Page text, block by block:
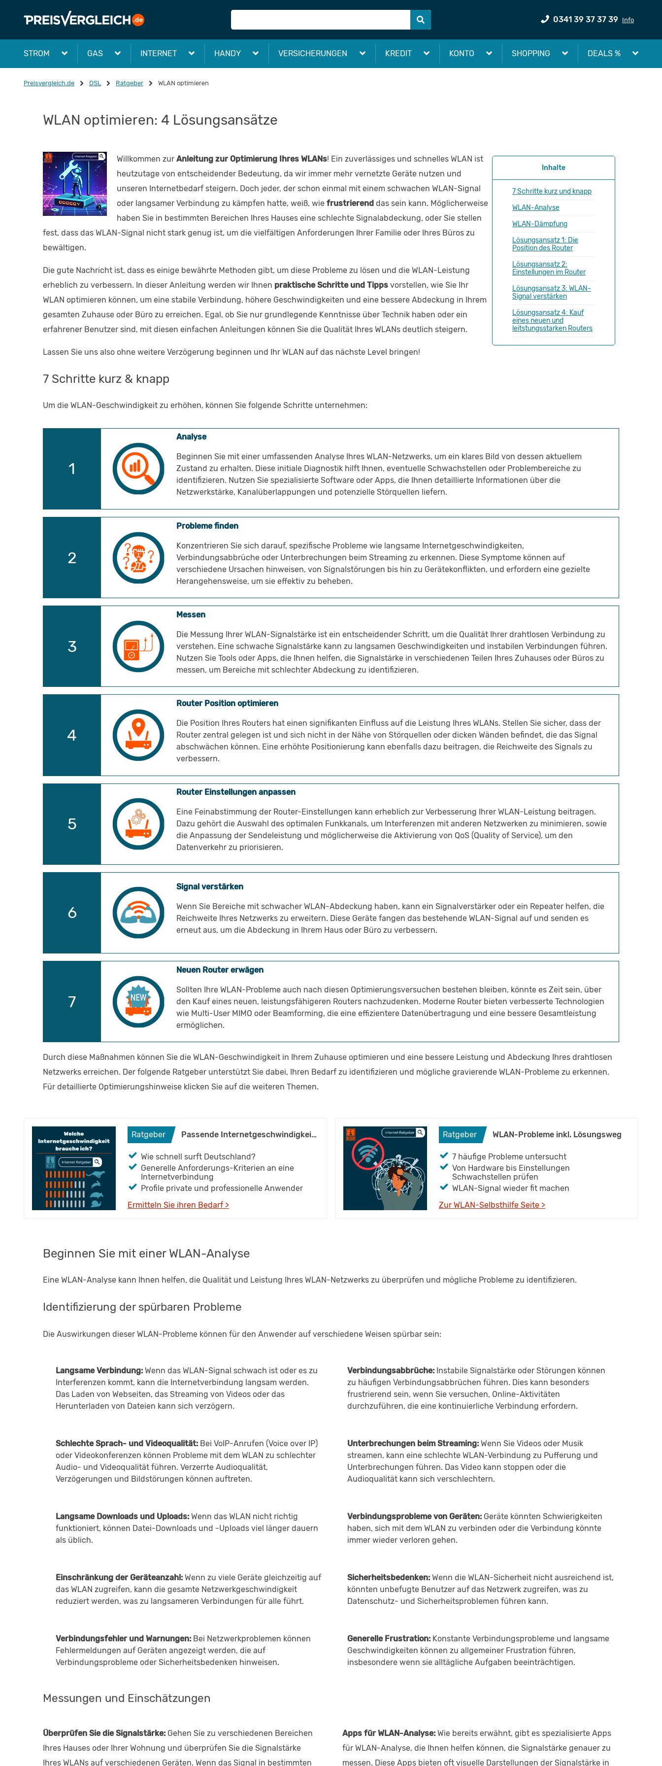
0341 39 37 37 39 Info
STROM GAS INTERNET HANDY VERSICHERUNGEN KREDIT KONTO SHOPPING DEALS %
Preisvergleich.de DSL Ratgeber WLAN optimieren
WLAN optimieren: 4 Lösungsansätze
Inhalte
7 Schritte kurz und knapp
WLAN-Analyse
WLAN-Dämpfung
Lösungsansatz 1: Die
Position des Router
Lösungsansatz 2:
Einstellungen im Router
Lösungsansatz 3: WLAN-
Signal verstärken
Lösungsansatz 4: Kauf
eines neuen und
leitstungsstarken Routers
Willkommen zur Anleitung zur Optimierung Ihres WLANs! Ein zuverlässiges und schnelles WLAN ist
heutzutage von entscheidender Bedeutung, da wir immer mehr vernetzte Geräte nutzen und
unseren Internetbedarf steigern. Doch jeder, der schon einmal mit einem schwachen WLAN-Signal
oder langsamer Verbindung zu kämpfen hatte, weiß, wie frustrierend das sein kann. Möglicherweise
haben Sie in bestimmten Bereichen Ihres Hauses eine schlechte Signalabdeckung, oder Sie stellen
fest, dass das WLAN-Signal nicht stark genug ist, um die vielfältigen Anforderungen Ihrer Familie oder Ihres Büros zu
bewältigen.
Die gute Nachricht ist, dass es einige bewährte Methoden gibt, um diese Probleme zu lösen und die WLAN-Leistung
erheblich zu verbessern. In dieser Anleitung werden wir Ihnen praktische Schritte und Tipps vorstellen, wie Sie Ihr
WLAN optimieren können, um eine stabile Verbindung, höhere Geschwindigkeiten und eine bessere Abdeckung in Ihrem
gesamten Zuhause oder Büro zu erreichen. Egal, ob Sie nur grundlegende Kenntnisse über Technik haben oder ein
erfahrener Benutzer sind, mit diesen einfachen Anleitungen können Sie die Qualität Ihres WLANs deutlich steigern.
Lassen Sie uns also ohne weitere Verzögerung beginnen und Ihr WLAN auf das nächste Level bringen!
7 Schritte kurz & knapp
Um die WLAN-Geschwindigkeit zu erhöhen, können Sie folgende Schritte unternehmen:
Analyse
Beginnen Sie mit einer umfassenden Analyse Ihres WLAN-Netzwerks, um ein klares Bild von dessen aktuellem
Zustand zu erhalten. Diese initiale Diagnostik hilft Ihnen, eventuelle Schwachstellen oder Problembereiche zu
identifizieren. Nutzen Sie spezialisierte Software oder Apps, die Ihnen detaillierte Informationen über die
Netzwerkstärke, Kanalüberlappungen und potenzielle Störquellen liefern.
Probleme finden
Konzentrieren Sie sich darauf, spezifische Probleme wie langsame Internetgeschwindigkeiten,
Verbindungsabbrüche oder Unterbrechungen beim Streaming zu erkennen. Diese Symptome können auf
verschiedene Ursachen hinweisen, von Signalstörungen bis hin zu Gerätekonflikten, und erfordern eine gezielte
Herangehensweise, um sie effektiv zu beheben.
Messen
Die Messung Ihrer WLAN-Signalstärke ist ein entscheidender Schritt, um die Qualität Ihrer drahtlosen Verbindung zu
verstehen. Eine schwache Signalstärke kann zu langsamen Geschwindigkeiten und instabilen Verbindungen führen.
Nutzen Sie Tools oder Apps, die Ihnen helfen, die Signalstärke in verschiedenen Teilen Ihres Zuhauses oder Büros zu
messen, um Bereiche mit schlechter Abdeckung zu identifizieren.
Router Position optimieren
Die Position Ihres Routers hat einen signifikanten Einfluss auf die Leistung Ihres WLANs. Stellen Sie sicher, dass der
Router zentral gelegen ist und sich nicht in der Nähe von Störquellen oder dicken Wänden befindet, die das Signal
abschwächen können. Eine erhöhte Positionierung kann ebenfalls dazu beitragen, die Reichweite des Signals zu
verbessern.
Router Einstellungen anpassen
Eine Feinabstimmung der Router-Einstellungen kann erheblich zur Verbesserung Ihrer WLAN-Leistung beitragen.
Dazu gehört die Auswahl des optimalen Funkkanals, um Interferenzen mit anderen Netzwerken zu minimieren, sowie
die Anpassung der Sendeleistung und möglicherweise die Aktivierung von QoS (Quality of Service), um den
Datenverkehr zu priorisieren.
Signal verstärken
Wenn Sie Bereiche mit schwacher WLAN-Abdeckung haben, kann ein Signalverstärker oder ein Repeater helfen, die
Reichweite Ihres Netzwerks zu erweitern. Diese Geräte fangen das bestehende WLAN-Signal auf und senden es
erneut aus, um die Abdeckung in Ihrem Haus oder Büro zu verbessern.
Neuen Router erwägen
Sollten Ihre WLAN-Probleme auch nach diesen Optimierungsversuchen bestehen bleiben, könnte es Zeit sein, über
den Kauf eines neuen, leistungsfähigeren Routers nachzudenken. Moderne Router bieten verbesserte Technologien
wie Multi-User MIMO oder Beamforming, die eine effizientere Datenübertragung und eine bessere Gesamtleistung
ermöglichen.
Durch diese Maßnahmen können Sie die WLAN-Geschwindigkeit in Ihrem Zuhause optimieren und eine bessere Leistung und Abdeckung Ihres drahtlosen
Netzwerks erreichen. Der folgende Ratgeber unterstützt Sie dabei, Ihren Bedarf zu identifizieren und mögliche gravierende WLAN-Probleme zu erkennen.
Für detaillierte Optimierungshinweise klicken Sie auf die weiteren Themen.
Ratgeber Passende Internetgeschwindigkeit für mich
Wie schnell surft Deutschland?
Generelle Anforderungs-Kriterien an eine
Internetverbindung
Profile private und professionelle Anwender
Ermitteln Sie ihren Bedarf >
Ratgeber WLAN-Probleme inkl. Lösungsweg
7 häufige Probleme untersucht
Von Hardware bis Einstellungen
Schwachstellen prüfen
WLAN-Signal wieder fit machen
Zur WLAN-Selbsthilfe Seite >
Beginnen Sie mit einer WLAN-Analyse
Eine WLAN-Analyse kann Ihnen helfen, die Qualität und Leistung Ihres WLAN-Netzwerks zu überprüfen und mögliche Probleme zu identifizieren.
Identifizierung der spürbaren Probleme
Die Auswirkungen dieser WLAN-Probleme können für den Anwender auf verschiedene Weisen spürbar sein:
Langsame Verbindung: Wenn das WLAN-Signal schwach ist oder es zu
Interferenzen kommt, kann die Internetverbindung langsam werden.
Das Laden von Webseiten, das Streaming von Videos oder das
Herunterladen von Dateien kann sich verzögern.
Verbindungsabbrüche: Instabile Signalstärke oder Störungen können
zu häufigen Verbindungsabbrüchen führen. Dies kann besonders
frustrierend sein, wenn Sie versuchen, Online-Aktivitäten
durchzuführen, die eine kontinuierliche Verbindung erfordern.
Schlechte Sprach- und Videoqualität: Bei VoIP-Anrufen (Voice over IP)
oder Videokonferenzen können Probleme mit dem WLAN zu schlechter
Audio- und Videoqualität führen. Verzerrte Audioqualität,
Verzögerungen und Bildstörungen können auftreten.
Unterbrechungen beim Streaming: Wenn Sie Videos oder Musik
streamen, kann eine schlechte WLAN-Verbindung zu Pufferung und
Unterbrechungen führen. Das Video kann stoppen oder die
Audioqualität kann sich verschlechtern.
Langsame Downloads und Uploads: Wenn das WLAN nicht richtig
funktioniert, können Datei-Downloads und -Uploads viel länger dauern
als üblich.
Verbindungsprobleme von Geräten: Geräte könnten Schwierigkeiten
haben, sich mit dem WLAN zu verbinden oder die Verbindung könnte
immer wieder verloren gehen.
Einschränkung der Geräteanzahl: Wenn zu viele Geräte gleichzeitig auf
das WLAN zugreifen, kann die gesamte Netzwerkgeschwindigkeit
reduziert werden, was zu langsameren Verbindungen für alle führt.
Sicherheitsbedenken: Wenn die WLAN-Sicherheit nicht ausreichend ist,
könnten unbefugte Benutzer auf das Netzwerk zugreifen, was zu
Datenschutz- und Sicherheitsproblemen führen kann.
Verbindungsfehler und Warnungen: Bei Netzwerkproblemen können
Fehlermeldungen auf Geräten angezeigt werden, die auf
Verbindungsprobleme oder Sicherheitsbedenken hinweisen.
Generelle Frustration: Konstante Verbindungsprobleme und langsame
Geschwindigkeiten können zu allgemeiner Frustration führen,
insbesondere wenn sie alltägliche Aufgaben beeinträchtigen.
Messungen und Einschätzungen
Überprüfen Sie die Signalstärke: Gehen Sie zu verschiedenen Bereichen
Ihres Hauses oder Ihrer Wohnung und überprüfen Sie die Signalstärke
Ihres WLANs auf verschiedenen Geräten. Wenn das Signal in bestimmten
Apps für WLAN-Analyse: Wie bereits erwähnt, gibt es spezialisierte Apps
für WLAN-Analyse, die Ihnen helfen können, die Signalstärke genauer zu
messen. Diese Apps bieten oft visuelle Darstellungen der Signalstärke in